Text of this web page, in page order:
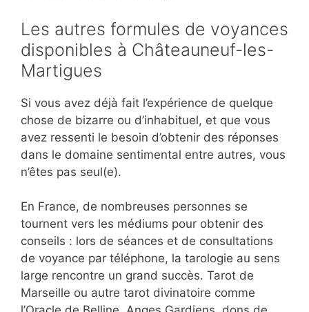
Les autres formules de voyances
disponibles à Châteauneuf-les-
Martigues
Si vous avez déjà fait l’expérience de quelque
chose de bizarre ou d’inhabituel, et que vous
avez ressenti le besoin d’obtenir des réponses
dans le domaine sentimental entre autres, vous
n’êtes pas seul(e).
En France, de nombreuses personnes se
tournent vers les médiums pour obtenir des
conseils : lors de séances et de consultations
de voyance par téléphone, la tarologie au sens
large rencontre un grand succès. Tarot de
Marseille ou autre tarot divinatoire comme